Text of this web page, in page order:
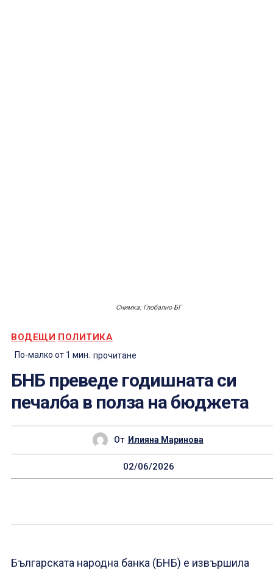
Снимка: Глобално БГ
ВОДЕЩИ ПОЛИТИКА
По-малко от 1 мин. прочитане
БНБ преведе годишната си
печалба в полза на бюджета
От Илияна Маринова
02/06/2026
Българската народна банка (БНБ) e извършила